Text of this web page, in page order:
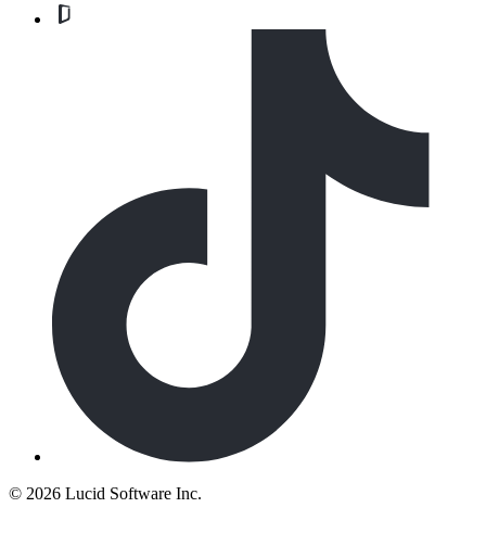
© 2026 Lucid Software Inc.